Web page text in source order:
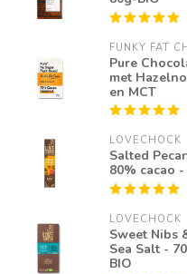
FUNKY FAT
Pure
met
en MCT
LOVECHOCK
Salted
80% cacao -
LOVECHOCK
Sweet Nibs
Sea Salt -
BIO